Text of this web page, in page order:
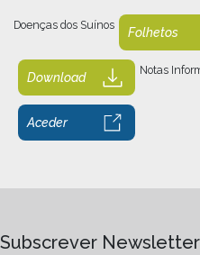
Doenças dos Suínos Folhetos
Download Notas
Aceder
Subscrever Newsletter